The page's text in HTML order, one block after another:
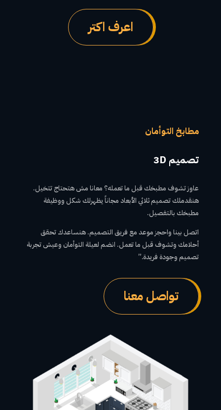
اعرف اكتر
مطابخ التوأمان
تصميم 3D م
عاوز تشوف مطبخك قبل ما تعمله؟ معانا مش هتحتاج تتخيل.
هنقدملك تصميم ثلاثي الأبعاد مجاناً يظهرلك شكل ووظيفة
مطبخك بالتفصيل.
اتصل بينا واحجز موعد مع فريق التصميم. هنساعدك تحقق
أحلامك وتشوف قبل ما تعمل. انضم لعيلة التوأمان وعيش تجربة
تصميم وجودة فريدة.”
تواصل معنا